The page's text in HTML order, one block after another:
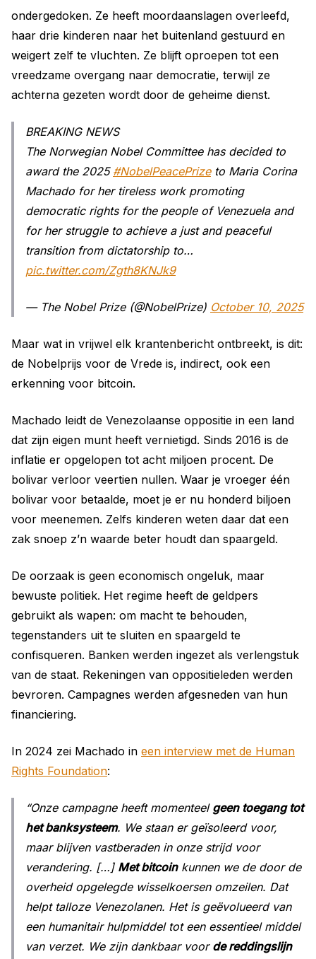
ondergedoken. Ze heeft moordaanslagen overleefd,
haar drie kinderen naar het buitenland gestuurd en
weigert zelf te vluchten. Ze blijft oproepen tot een
vreedzame overgang naar democratie, terwijl ze
achterna gezeten wordt door de geheime dienst.
BREAKING NEWS
The Norwegian Nobel Committee has decided to
award the 2025 #NobelPeacePrizeto Maria Corina
Machado for her tireless work promoting
democratic rights for the people of Venezuela and
for her struggle to achieve a just and peaceful
transition from dictatorship to…
pic.twitter.com/Zgth8KNJk9
— The Nobel Prize (@NobelPrize) October 10, 2025
Maar wat in vrijwel elk krantenbericht ontbreekt, is dit:
de Nobelprijs voor de Vrede is, indirect, ook een
erkenning voor bitcoin.
Machado leidt de Venezolaanse oppositie in een land
dat zijn eigen munt heeft vernietigd. Sinds 2016 is de
inflatie er opgelopen tot acht miljoen procent. De
bolivar verloor veertien nullen. Waar je vroeger één
bolivar voor betaalde, moet je er nu honderd biljoen
voor meenemen. Zelfs kinderen weten daar dat een
zak snoep z’n waarde beter houdt dan spaargeld.
De oorzaak is geen economisch ongeluk, maar
bewuste politiek. Het regime heeft de geldpers
gebruikt als wapen: om macht te behouden,
tegenstanders uit te sluiten en spaargeld te
confisqueren. Banken werden ingezet als verlengstuk
van de staat. Rekeningen van oppositieleden werden
bevroren. Campagnes werden afgesneden van hun
financiering.
In 2024 zei Machado in een interview met de Human
Rights Foundation:
“Onze campagne heeft momenteel geen toegang tot
het banksysteem. We staan er geïsoleerd voor,
maar blijven vastberaden in onze strijd voor
verandering. […] Met bitcoinkunnen we de door de
overheid opgelegde wisselkoersen omzeilen. Dat
helpt talloze Venezolanen. Het is geëvolueerd van
een humanitair hulpmiddel tot een essentieel middel
van verzet. We zijn dankbaar voor de reddingslijn